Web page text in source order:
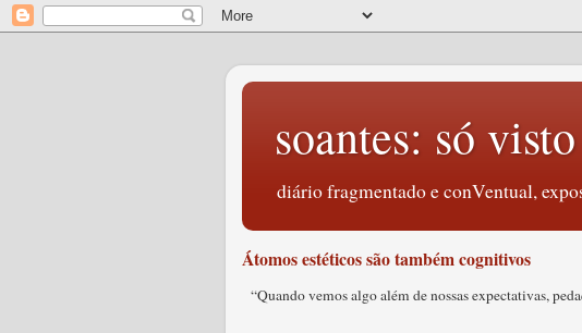
soantes: só visto
diário fragmentado e conVentual,
Átomos estéticos são também cognitivos
“Quando vemos algo além de nossas expectativas,